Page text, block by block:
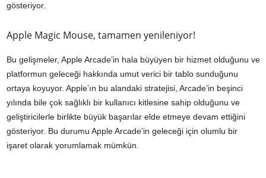
gösteriyor.
Apple Magic Mouse, tamamen yenileniyor!
Bu gelişmeler, Apple Arcade’in hala büyüyen bir hizmet olduğunu ve
platformun geleceği hakkında umut verici bir tablo sunduğunu
ortaya koyuyor. Apple’ın bu alandaki stratejisi, Arcade’in beşinci
yılında bile çok sağlıklı bir kullanıcı kitlesine sahip olduğunu ve
geliştiricilerle birlikte büyük başarılar elde etmeye devam ettiğini
gösteriyor. Bu durumu Apple Arcade’in geleceği için olumlu bir
işaret olarak yorumlamak mümkün.